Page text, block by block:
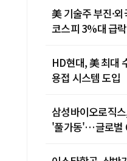
美 기술주 부진·
코스피 3%대 급락
HD현대, 美 최대
용접 시스템 도입
삼성바이오로직
'풀가동'…글로벌